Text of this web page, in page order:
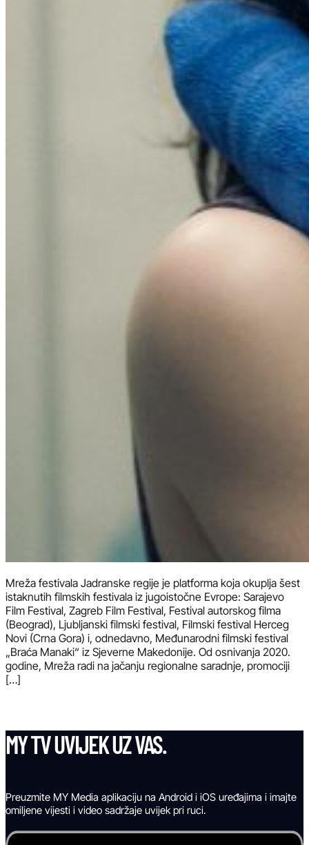
Mreža festivala Jadranske regije je platforma koja okuplja šest
istaknutih filmskih festivala iz jugoistočne Evrope: Sarajevo
Film Festival, Zagreb Film Festival, Festival autorskog filma
(Beograd), Ljubljanski filmski festival, Filmski festival Herceg
Novi (Crna Gora) i, odnedavno, Međunarodni filmski festival
„Braća Manaki“ iz Sjeverne Makedonije. Od osnivanja 2020.
godine, Mreža radi na jačanju regionalne saradnje, promociji
[…]
MY TV UVIJEK UZ VAS.
Preuzmite MY Media aplikaciju na Android i iOS uređajima i imajte
omiljene vijesti i video sadržaje uvijek pri ruci.